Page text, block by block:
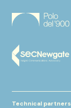
Technical partners